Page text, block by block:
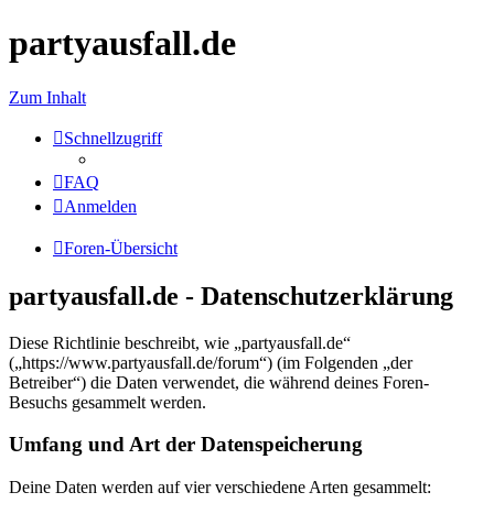
partyausfall.de
Zum Inhalt
Schnellzugriff
FAQ
Anmelden
Foren-Übersicht
partyausfall.de - Datenschutzerklärung
Diese Richtlinie beschreibt, wie „partyausfall.de“
(„https://www.partyausfall.de/forum“) (im Folgenden „der
Betreiber“) die Daten verwendet, die während deines Foren-
Besuchs gesammelt werden.
Umfang und Art der Datenspeicherung
Deine Daten werden auf vier verschiedene Arten gesammelt: